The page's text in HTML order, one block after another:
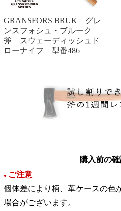
GRANSFORS BRUK グレ
ンスフォシュ・ブルーク
斧 スウェーディッシュド
ローナイフ 型番486
購入前の
● ご注意
個体差により柄、革ケースの色
場合がございます。